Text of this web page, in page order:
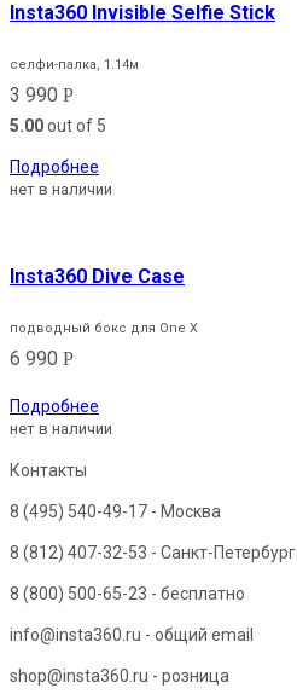
Insta360 Invisible Selfie Stick
селфи-палка, 1.14м
3 990 Р
5.00out of 5
Подробнее
нет в наличии
Insta360 Dive Case
подводный бокс для One X
6 990 Р
Подробнее
нет в наличии
Контакты
8 (495) 540-49-17 - Москва
8 (812) 407-32-53 - Санкт-Петербург
8 (800) 500-65-23 - бесплатно
info@insta360.ru - общий email
shop@insta360.ru - розница